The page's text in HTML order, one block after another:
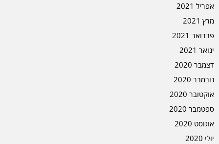
אפריל 2021
מרץ 2021
פברואר 2021
ינואר 2021
דצמבר 2020
נובמבר 2020
אוקטובר 2020
ספטמבר 2020
אוגוסט 2020
יולי 2020